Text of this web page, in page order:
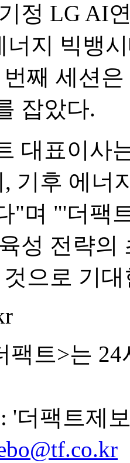
정 LG AI
너지 빅뱅
째 세션
잡았다.
대표이사
기후 에너
"며 "'더팩
성 전략의
으로 기
팩트>는
'더팩트제